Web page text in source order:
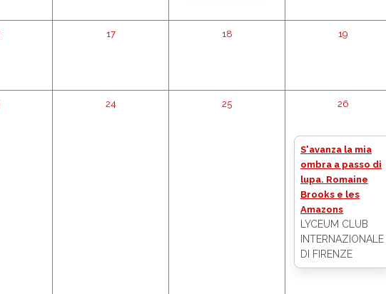
17 18 19
24 25 26
S'avanza la mia
ombra a passo di
lupa. Romaine
Brooks e les
Amazons
LYCEUM CLUB
INTERNAZIONALE
DI FIRENZE